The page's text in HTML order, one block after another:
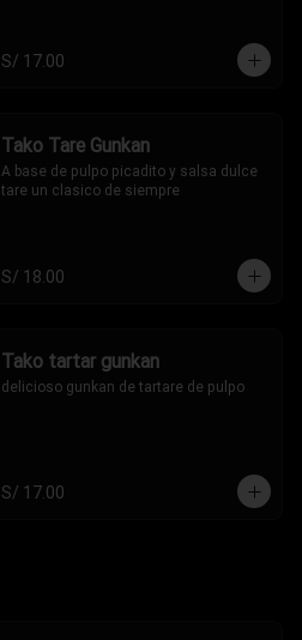
S/ 17.00
Tako Tare Gunkan
A base de pulpo picadito y salsa dulce
tare un clasico de siempre
S/ 18.00
Tako tartar gunkan
delicioso gunkan de tartare de pulpo
S/ 17.00